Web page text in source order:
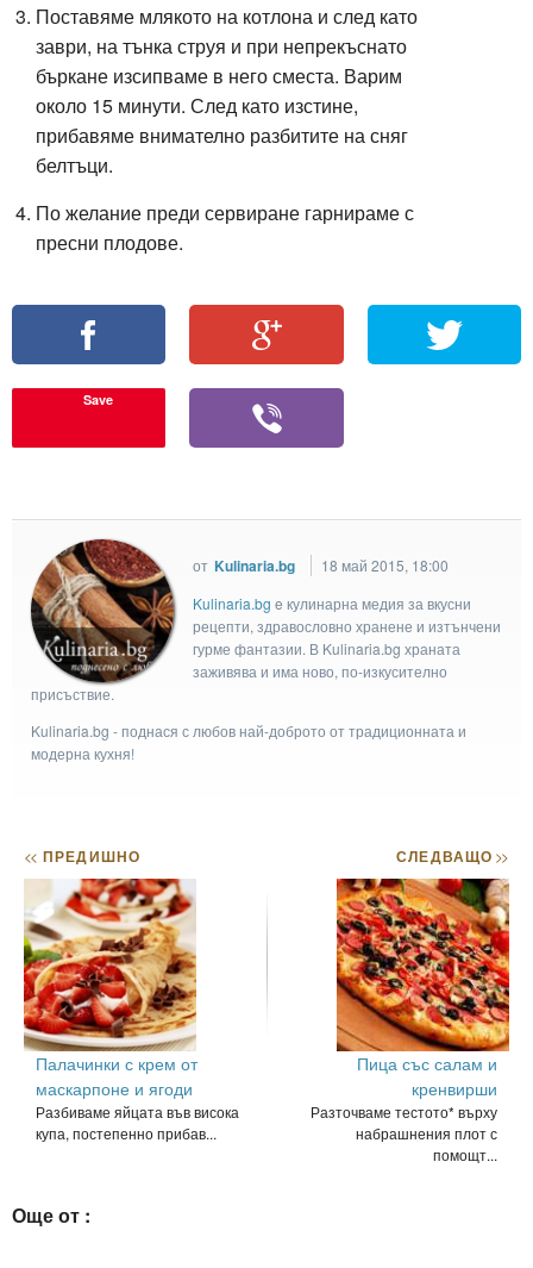
Поставяме млякото на котлона и след като
заври, на тънка струя и при непрекъснато
бъркане изсипваме в него сместа. Варим
около 15 минути. След като изстине,
прибавяме внимателно разбитите на сняг
белтъци.
По желание преди сервиране гарнираме с
пресни плодове.
Save
от Kulinaria.bg
18 май 2015, 18:00
Kulinaria.bg e кулинарна медия за вкусни
рецепти, здравословно хранене и изтънчени
гурме фантазии. В Kulinaria.bg храната
заживява и има ново, по-изкусително
присъствие.
Kulinaria.bg - поднася с любов най-доброто от традиционната и
модерна кухня!
<< ПРЕДИШНО
Палачинки с крем от
маскарпоне и ягоди
Разбиваме яйцата във висока
купа, постепенно прибав...
СЛЕДВАЩО>>
Пица със салам и
кренвирши
Разточваме тестото* върху
набрашнения плот с
помощт...
Още от :